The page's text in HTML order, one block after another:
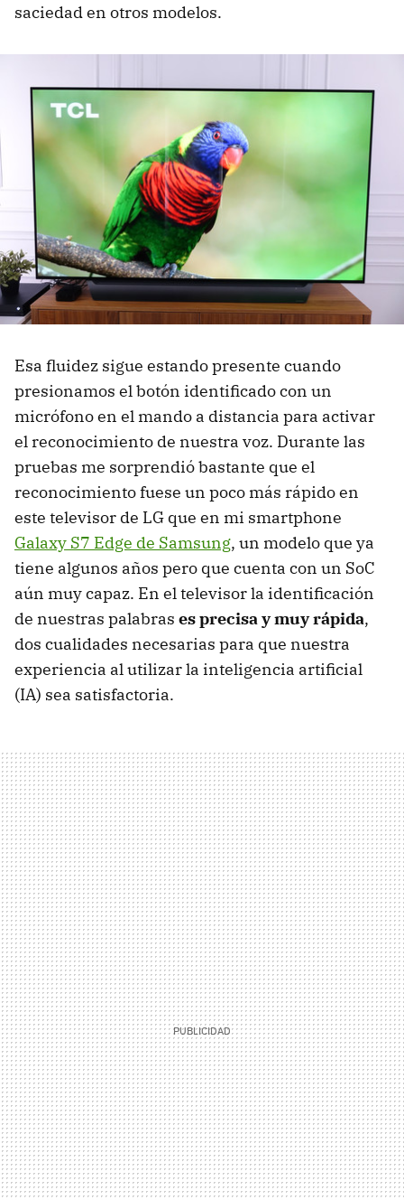
saciedad en otros modelos.
Esa fluidez sigue estando presente cuando
presionamos el botón identificado con un
micrófono en el mando a distancia para activar
el reconocimiento de nuestra voz. Durante las
pruebas me sorprendió bastante que el
reconocimiento fuese un poco más rápido en
este televisor de LG que en mi smartphone
Galaxy S7 Edge de Samsung, un modelo que ya
tiene algunos años pero que cuenta con un SoC
aún muy capaz. En el televisor la identificación
de nuestras palabras es precisa y muy rápida,
dos cualidades necesarias para que nuestra
experiencia al utilizar la inteligencia artificial
(IA) sea satisfactoria.